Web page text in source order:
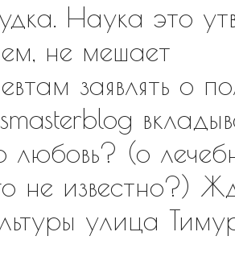
Наука это
не мешает
заявлять о
(о
не известно?)
улица